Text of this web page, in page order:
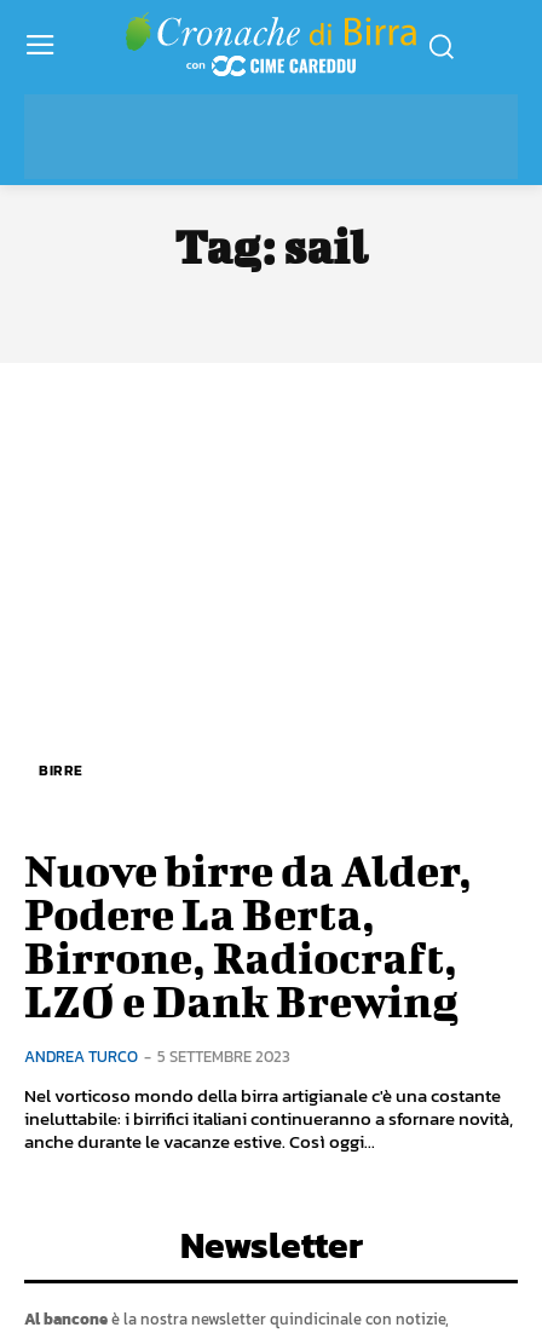
Tag: sail
BIRRE
Nuove birre da Alder,
Podere La Berta,
Birrone, Radiocraft,
LZO e Dank Brewing
ANDREA TURCO - 5 SETTEMBRE 2023
Nel vorticoso mondo della birra artigianale c'è una costante
ineluttabile: i birrifici italiani continueranno a sfornare novità,
anche durante le vacanze estive. Così oggi...
Newsletter
Al banconeè la nostra newsletter quindicinale con notizie,